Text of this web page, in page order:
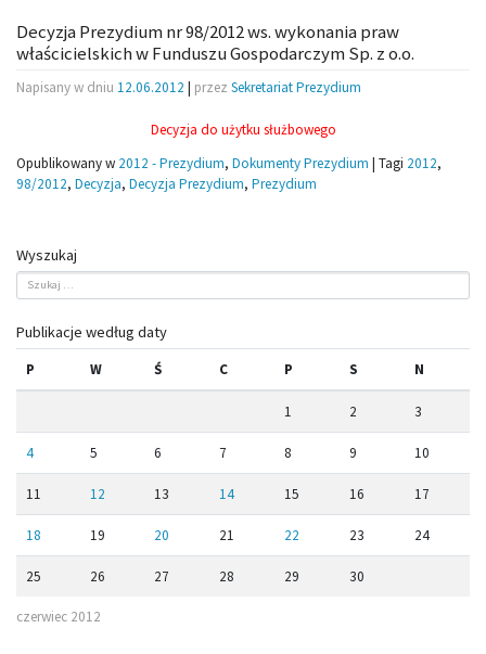
Decyzja Prezydium nr 98/2012 ws. wykonania praw
właścicielskich w Funduszu Gospodarczym Sp. z o.o.
Napisany w dniu 12.06.2012 | przez Sekretariat Prezydium
Decyzja do użytku służbowego
Opublikowany w 2012 - Prezydium, Dokumenty Prezydium | Tagi 2012,
98/2012, Decyzja, Decyzja Prezydium, Prezydium
Wyszukaj
Publikacje według daty
czerwiec 2012
P W Ś C P S N
1 2 3
4 5 6 7 8 9 10
11 12 13 14 15 16 17
18 19 20 21 22 23 24
25 26 27 28 29 30